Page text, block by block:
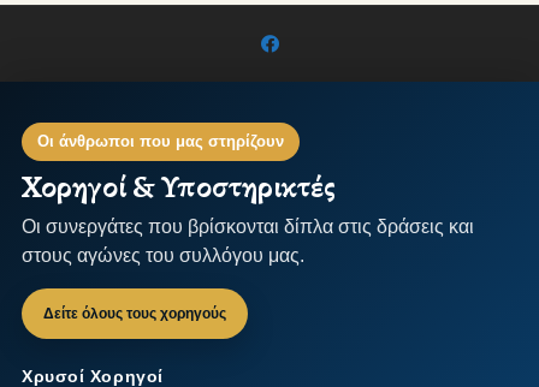
Οι άνθρωποι που μας στηρίζουν
Χορηγοί & Υποστηρικτές
Οι συνεργάτες που βρίσκονται δίπλα στις δράσεις και
στους αγώνες του συλλόγου μας.
Δείτε όλους τους χορηγούς
Χρυσοί Χορηγοί